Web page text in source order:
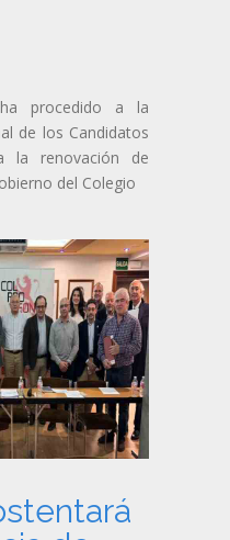
procedido a la
de los Candidatos
la renovación de
del Colegio